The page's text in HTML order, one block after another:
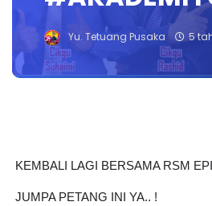
Yu. Tetuang Pusaka 5
KEMBALI LAGI BERSAMA RSM
JUMPA PETANG INI YA.. !